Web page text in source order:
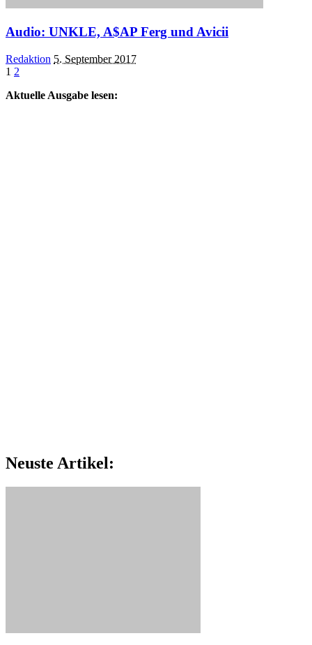
Audio: UNKLE, A$AP Ferg und Avicii
Posted
by
Redaktion 5. September 2017
1 2
Aktuelle Ausgabe lesen:
Neuste Artikel: